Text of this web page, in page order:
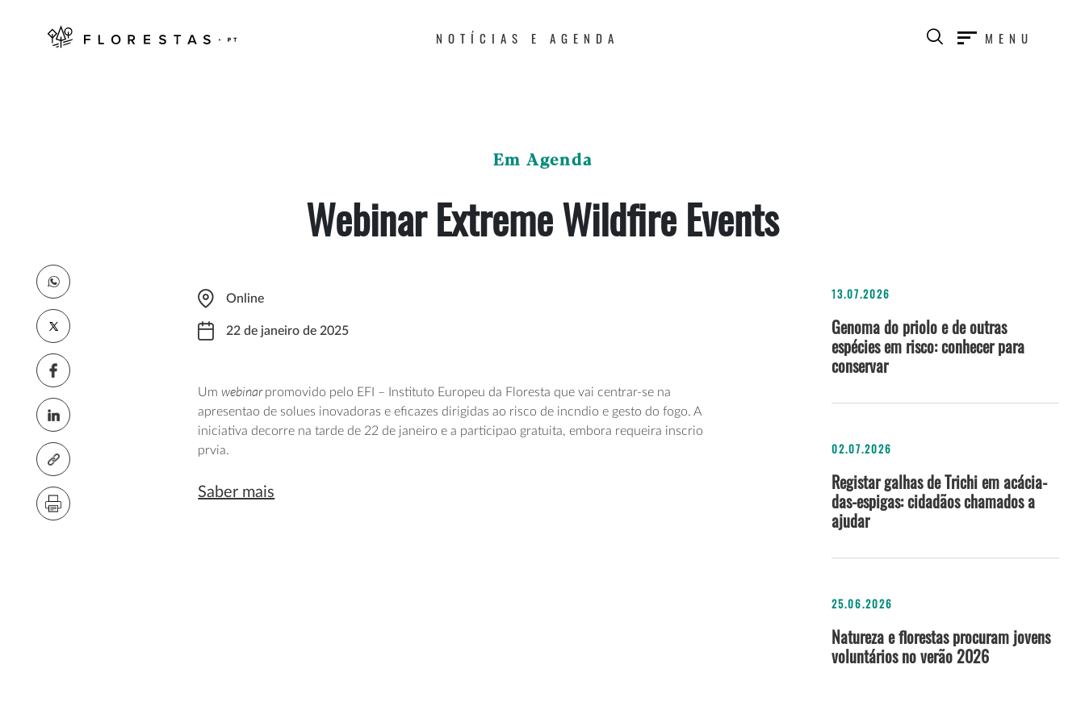
NOTÍCIAS E AGENDA MENU
Em Agenda
Webinar Extreme Wildfire Events
Online
22 de janeiro de 2025
Umwebinarpromovido pelo EFI – Instituto Europeu da Floresta que vai centrar-se na
apresentao de solues inovadoras e eficazes dirigidas ao risco de incndio e gesto do fogo. A
iniciativa decorre na tarde de 22 de janeiro e a participao gratuita, embora requeira inscrio
prvia.
Saber mais
13.07.2026
Genoma do priolo e de outras
espécies em risco: conhecer para
conservar
02.07.2026
Registar galhas de Trichi em acácia-
das-espigas: cidadãos chamados a
ajudar
25.06.2026
Natureza e florestas procuram jovens
voluntários no verão 2026